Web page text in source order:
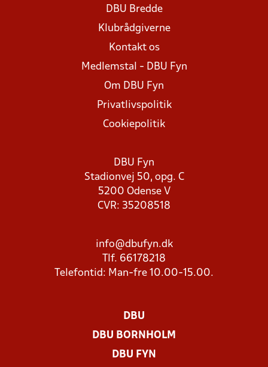
DBU Bredde
Klubrådgiverne
Kontakt os
Medlemstal - DBU Fyn
Om DBU Fyn
Privatlivspolitik
Cookiepolitik
DBU Fyn
Stadionvej 50, opg. C
5200 Odense V
CVR: 35208518
info@dbufyn.dk
Tlf. 66178218
Telefontid: Man-fre 10.00-15.00.
DBU
DBU BORNHOLM
DBU FYN